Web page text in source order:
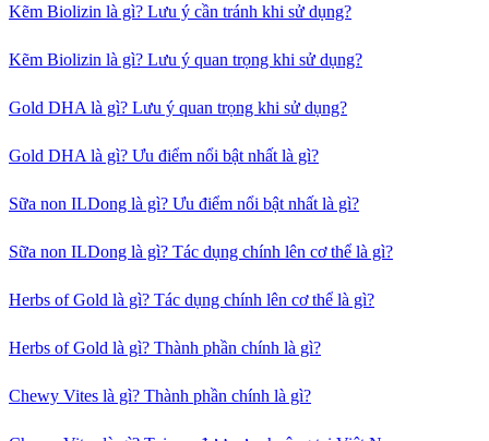
Kẽm Biolizin là gì? Lưu ý cần tránh khi sử dụng?
Kẽm Biolizin là gì? Lưu ý quan trọng khi sử dụng?
Gold DHA là gì? Lưu ý quan trọng khi sử dụng?
Gold DHA là gì? Ưu điểm nổi bật nhất là gì?
Sữa non ILDong là gì? Ưu điểm nổi bật nhất là gì?
Sữa non ILDong là gì? Tác dụng chính lên cơ thể là gì?
Herbs of Gold là gì? Tác dụng chính lên cơ thể là gì?
Herbs of Gold là gì? Thành phần chính là gì?
Chewy Vites là gì? Thành phần chính là gì?